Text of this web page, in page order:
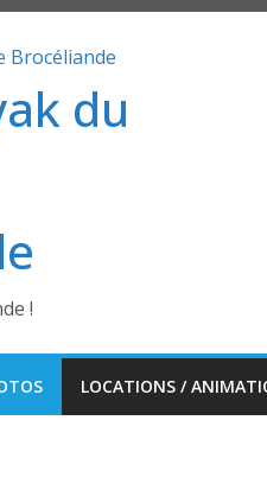
du
!
LOCATIONS /